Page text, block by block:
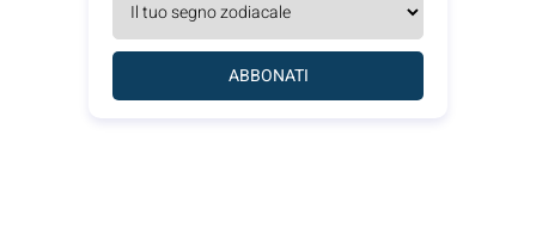
ABBONATI